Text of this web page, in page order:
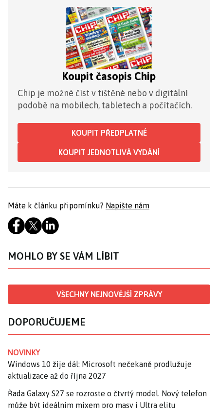
Koupit časopis Chip
Chip je možné číst v tištěné nebo v digitální
podobě na mobilech, tabletech a počítačích.
KOUPIT PŘEDPLATNÉ
KOUPIT JEDNOTLIVÁ VYDÁNÍ
Máte k článku připomínku? Napište nám
MOHLO BY SE VÁM LÍBIT
VŠECHNY NEJNOVĚJŠÍ ZPRÁVY
DOPORUČUJEME
NOVINKY
Windows 10 žije dál: Microsoft nečekaně prodlužuje
aktualizace až do října 2027
Řada Galaxy S27 se rozroste o čtvrtý model. Nový telefon
může být ideálním mixem pro masy i Ultra elitu